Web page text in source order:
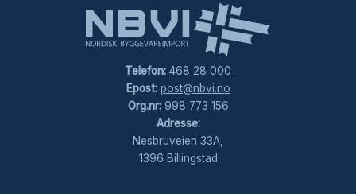
Telefon: 468 28 000
Epost: post@nbvi.no
Org.nr:998 773 156
Adresse:
Nesbruveien 33A,
1396 Billingstad